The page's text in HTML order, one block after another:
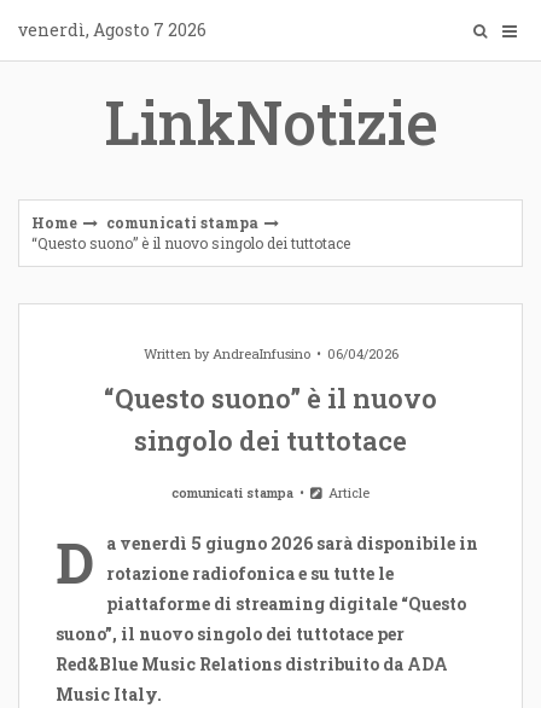
content
venerdì, Agosto 7 2026
LinkNotizie
Home
comunicati stampa
“Questo suono” è il nuovo singolo dei tuttotace
Written byAndreaInfusino 06/04/2026
“Questo suono” è il nuovo
singolo dei tuttotace
comunicati stampa Article
D
a venerdì 5 giugno 2026 sarà disponibile in
rotazione radiofonica e su tutte le
piattaforme di streaming digitale “Questo
suono”, il nuovo singolo dei tuttotace per
Red&Blue Music Relations distribuito da ADA
Music Italy.